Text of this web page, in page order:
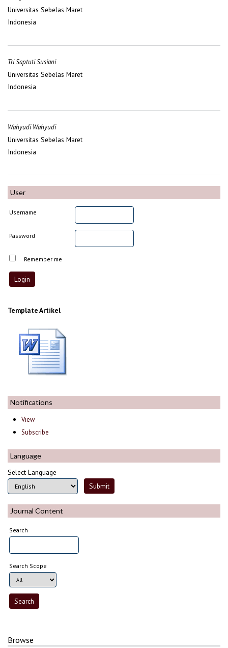
Universitas Sebelas Maret
Indonesia
Tri Saptuti Susiani
Universitas Sebelas Maret
Indonesia
Wahyudi Wahyudi
Universitas Sebelas Maret
Indonesia
User
Username
Password
Remember me
Template Artikel
Notifications
View
Subscribe
Language
Select Language
Journal Content
Search
Search Scope
Browse